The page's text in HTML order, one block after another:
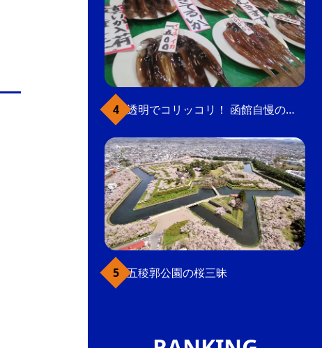
透明でコリッコリ！ 函館自慢のいかをどうぞ
五稜郭公園の桜三昧